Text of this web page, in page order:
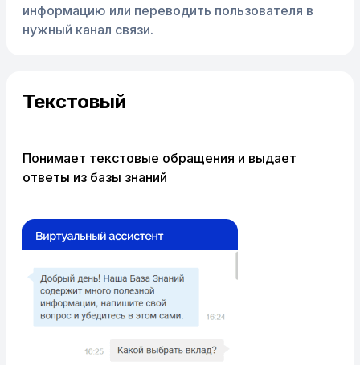
информацию или переводить пользователя в
нужный канал связи.
Текстовый
Понимает текстовые обращения и выдает
ответы из базы знаний